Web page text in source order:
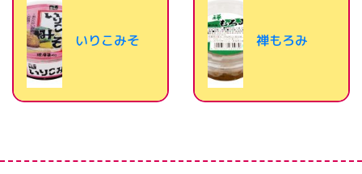
いりこみそ 禅もろみ